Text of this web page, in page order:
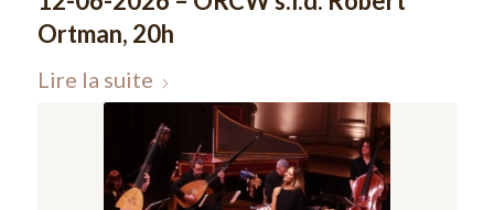
Ortman, 20h
Lire la suite